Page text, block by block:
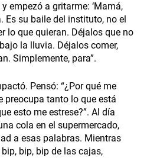
empezó a gritarme: ‘Mamá,
Es su baile del instituto, no el
lo que quieran. Déjalos que no
la lluvia. Déjalos comer,
Simplemente, para”.
Pensó: “¿Por qué me
preocupa tanto lo que está
esto me estrese?”. Al día
cola en el supermercado,
a esas palabras. Mientras
bip, bip de las cajas,